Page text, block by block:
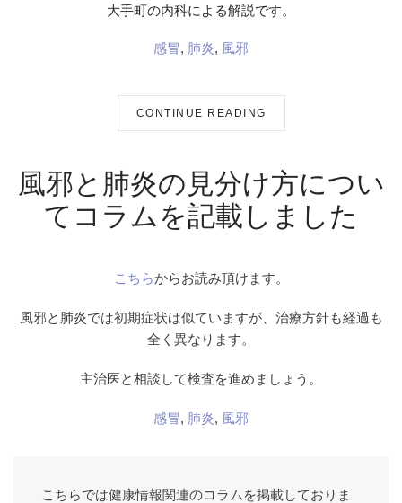
大手町の内科による解説です。
感冒, 肺炎, 風邪
CONTINUE READING
風邪と肺炎の見分け方につい
てコラムを記載しました
こちらからお読み頂けます。
風邪と肺炎では初期症状は似ていますが、治療方針も経過も
全く異なります。
主治医と相談して検査を進めましょう。
感冒, 肺炎, 風邪
こちらでは健康情報関連のコラムを掲載しておりま